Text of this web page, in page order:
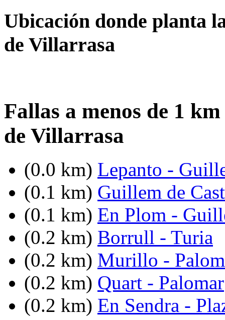
Ubicación donde planta
de Villarrasa
Fallas a menos de 1
de Villarrasa
(0.0 km) Lepanto -
(0.1 km) Guillem de
(0.1 km) En Plom -
(0.2 km) Borrull - Turia
(0.2 km) Murillo -
(0.2 km) Quart - Palomar
(0.2 km) En Sendra -